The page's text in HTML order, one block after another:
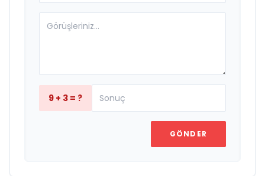
9 + 3 = ?
GÖNDER